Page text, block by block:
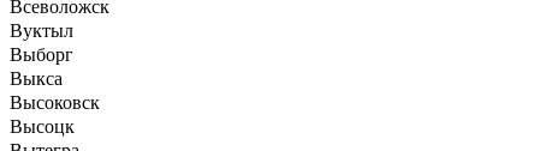
Всеволожск
Вуктыл
Выборг
Выкса
Высоковск
Высоцк